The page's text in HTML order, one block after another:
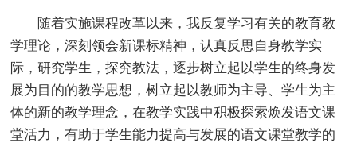
随着实施课程改革以来，我反复学习有关的教育教
学理论，深刻领会新课标精神，认真反思自身教学实
际，研究学生，探究教法，逐步树立起以学生的终身发
展为目的的教学思想，树立起以教师为主导、学生为主
体的新的教学理念，在教学实践中积极探索焕发语文课
堂活力，有助于学生能力提高与发展的语文课堂教学的